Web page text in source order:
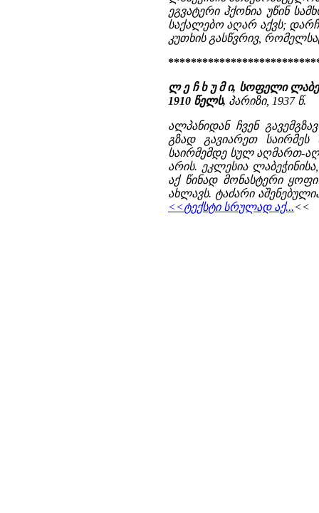
ეგვატერი ჰქონია უწინ
საქალებო აღარ აქვს;
კუთხის გასწვრივ,
ლ ე ჩ ხ უ მ ი, სოფელი
1910 წელს, პარიზი, 1937 წ.
ალპანიდან ჩვენ
გზად გავიარეთ
საირმემდე სულ აღმართ-
არის. ეკლესია
აქ წინად მონასტერი
ახლავს. ტაძარი
<<ტექსტი სრულად აქ...<<